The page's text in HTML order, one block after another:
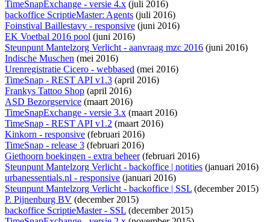
TimeSnapExchange - versie 4.x (juli 2016)
backoffice ScriptieMaster: Agents (juli 2016)
Foinstival Baillestavy - responsive (juni 2016)
EK Voetbal 2016 pool (juni 2016)
Steunpunt Mantelzorg Verlicht - aanvraag mzc 2016 (juni 2016)
Indische Muschen (mei 2016)
Urenregistratie Cicero - webbased (mei 2016)
TimeSnap - REST API v1.3 (april 2016)
Frankys Tattoo Shop (april 2016)
ASD Bezorgservice (maart 2016)
TimeSnapExchange - versie 3.x (maart 2016)
TimeSnap - REST API v1.2 (maart 2016)
Kinkorn - responsive (februari 2016)
TimeSnap - release 3 (februari 2016)
Giethoorn boekingen - extra beheer(februari 2016)
Steunpunt Mantelzorg Verlicht - backoffice | notities (januari 2016)
urbanessentials.nl - responsive (januari 2016)
Steunpunt Mantelzorg Verlicht - backoffice | SSL (december 2015)
P. Pijnenburg BV (december 2015)
backoffice ScriptieMaster - SSL (december 2015)